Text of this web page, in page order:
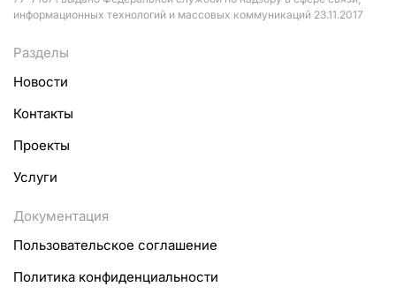
информационных технологий и массовых коммуникаций 23.11.2017
Разделы
Новости
Контакты
Проекты
Услуги
Документация
Пользовательское соглашение
Политика конфиденциальности